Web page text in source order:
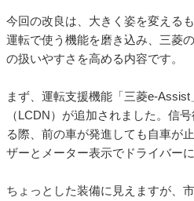
今回の改良は、大きく姿を変える
運転で使う機能を磨き込み、三菱
の扱いやすさを高める内容です。
まず、運転支援機能「三菱e-
（LCDN）が追加されました。信
る際、前の車が発進しても自車が
ザーとメーター表示でドライバー
ちょっとした装備に見えますが、